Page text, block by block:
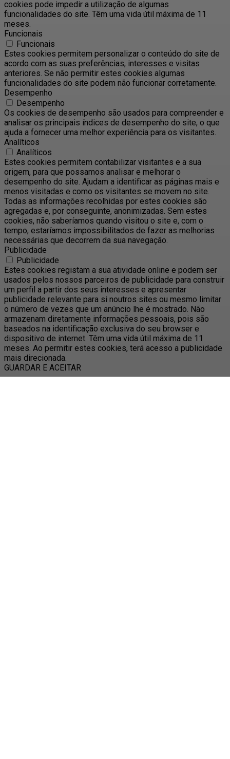
cookies pode impedir a utilização de algumas
funcionalidades do site. Têm uma vida útil máxima de 11
meses.
Funcionais
Funcionais
Estes cookies permitem personalizar o conteúdo do site de
acordo com as suas preferências, interesses e visitas
anteriores. Se não permitir estes cookies algumas
funcionalidades do site podem não funcionar corretamente.
Desempenho
Desempenho
Os cookies de desempenho são usados ​​para compreender e
analisar os principais índices de desempenho do site, o que
ajuda a fornecer uma melhor experiência para os visitantes.
Analíticos
Analíticos
Estes cookies permitem contabilizar visitantes e a sua
origem, para que possamos analisar e melhorar o
desempenho do site. Ajudam a identificar as páginas mais e
menos visitadas e como os visitantes se movem no site.
Todas as informações recolhidas por estes cookies são
agregadas e, por conseguinte, anonimizadas. Sem estes
cookies, não saberíamos quando visitou o site e, com o
tempo, estaríamos impossibilitados de fazer as melhorias
necessárias que decorrem da sua navegação.
Publicidade
Publicidade
Estes cookies registam a sua atividade online e podem ser
usados pelos nossos parceiros de publicidade para construir
um perfil a partir dos seus interesses e apresentar
publicidade relevante para si noutros sites ou mesmo limitar
o número de vezes que um anúncio lhe é mostrado. Não
armazenam diretamente informações pessoais, pois são
baseados na identificação exclusiva do seu browser e
dispositivo de internet. Têm uma vida útil máxima de 11
meses. Ao permitir estes cookies, terá acesso a publicidade
mais direcionada.
GUARDAR E ACEITAR